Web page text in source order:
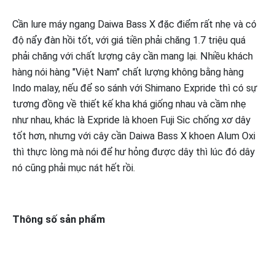
Cần lure máy ngang Daiwa Bass X đặc điểm rất nhẹ và có
độ nẩy đàn hồi tốt, với giá tiền phải chăng 1.7 triệu quá
phải chăng với chất lượng cây cần mang lại. Nhiều khách
hàng nói hàng "Việt Nam" chất lượng không bằng hàng
Indo malay, nếu để so sánh với Shimano Expride thì có sự
tương đồng về thiết kế kha khá giống nhau và cầm nhẹ
như nhau, khác là Expride là khoen Fuji Sic chống xơ dây
tốt hơn, nhưng với cây cần Daiwa Bass X khoen Alum Oxi
thì thực lòng mà nói để hư hỏng được dây thì lúc đó dây
nó cũng phải mục nát hết rồi.
Thông số sản phẩm